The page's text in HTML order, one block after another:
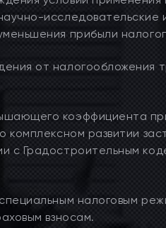
исследовательские
прибыли
от налогообложения
коэффициента
комплексном развитии
с Градостроительным
налоговым
взносам.